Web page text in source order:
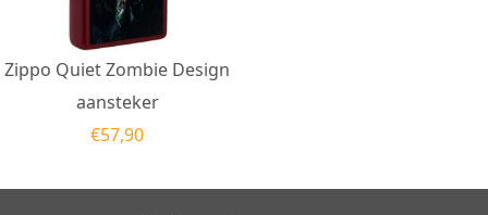
Zippo Quiet Zombie Design
aansteker
€57,90